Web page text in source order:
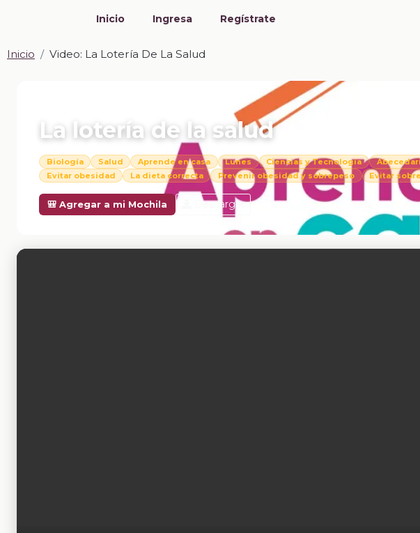
Inicio Ingresa Regístrate
Inicio Video: La Lotería De La Salud
La lotería de la salud
Biología Salud Aprende en casa Lunes Ciencias y Tecnología
Evitar obesidad
La dieta correcta Prevenir obesidad y sobrepeso Evitar
🎒 Agregar a mi Mochila Descargar